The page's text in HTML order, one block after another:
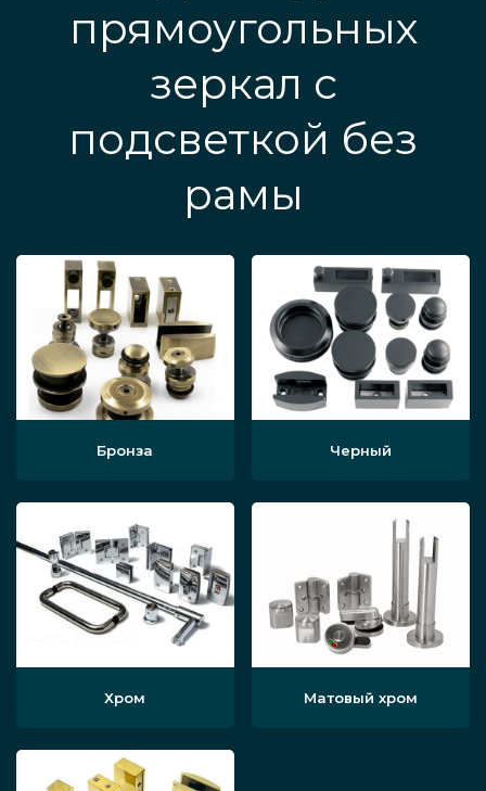
прямоугольных
зеркал с
подсветкой без
рамы
Бронза Черный
Хром Матовый хром